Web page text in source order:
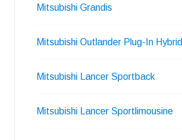
Mitsubishi Grandis
Mitsubishi Outlander Plug-In Hybrid
Mitsubishi Lancer Sportback
Mitsubishi Lancer Sportlimousine